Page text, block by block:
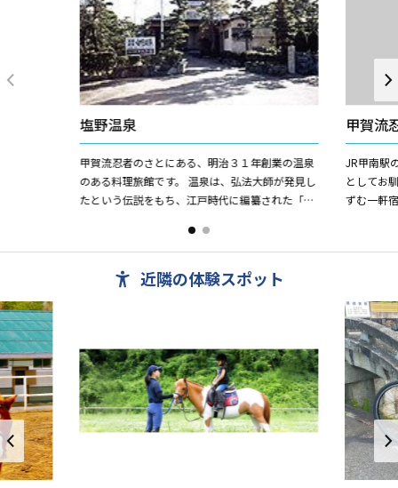
塩野温泉
甲賀流忍者のさとにある、明治３１年創業の温泉
のある料理旅館です。 温泉は、弘法大師が発見し
たという伝説をもち、江戸時代に編纂された「近
でももっとも古いであろ...
甲賀流
JR甲南駅
としてお
ずむ一軒
近隣の体験スポット